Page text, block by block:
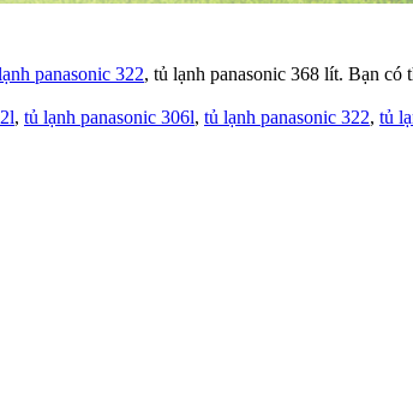
panasonic 322, tủ lạnh panasonic 368 lít. Bạn có
, tủ lạnh panasonic 306l, tủ lạnh panasonic 322, tủ